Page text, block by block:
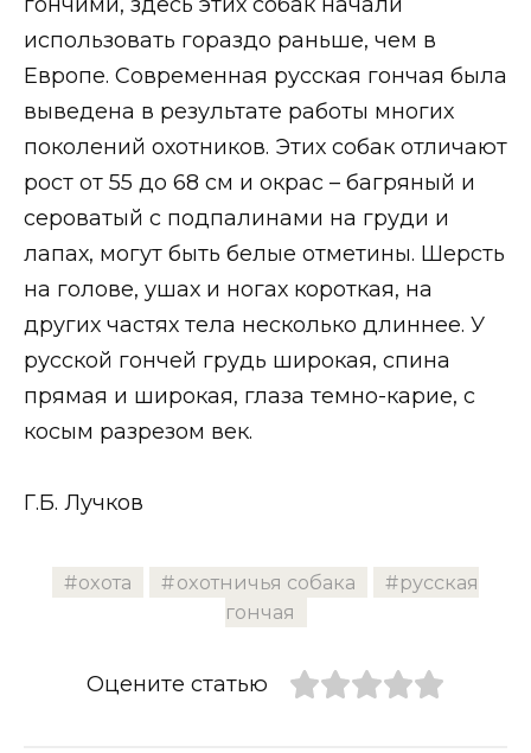
использовать гораздо раньше, чем в
Европе. Современная русская гончая была
выведена в результате работы многих
поколений охотников. Этих собак отличают
рост от 55 до 68 см и окрас – багряный и
сероватый с подпалинами на груди и
лапах, могут быть белые отметины. Шерсть
на голове, ушах и ногах короткая, на
других частях тела несколько длиннее. У
русской гончей грудь широкая, спина
прямая и широкая, глаза темно-карие, с
косым разрезом век.
Г.Б. Лучков
охота охотничья собака
русская
гончая
Оцените статью